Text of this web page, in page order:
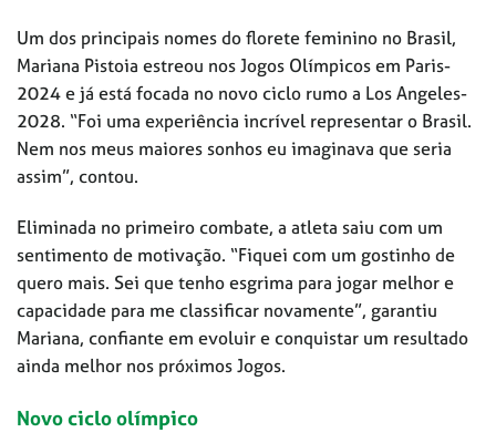
Um dos principais nomes do florete feminino no Brasil,
Mariana Pistoia estreou nos Jogos Olímpicos em Paris-
2024 e já está focada no novo ciclo rumo a Los Angeles-
2028. “Foi uma experiência incrível representar o Brasil.
Nem nos meus maiores sonhos eu imaginava que seria
assim”, contou.
Eliminada no primeiro combate, a atleta saiu com um
sentimento de motivação. “Fiquei com um gostinho de
quero mais. Sei que tenho esgrima para jogar melhor e
capacidade para me classificar novamente”, garantiu
Mariana, confiante em evoluir e conquistar um resultado
ainda melhor nos próximos Jogos.
Novo ciclo olímpico